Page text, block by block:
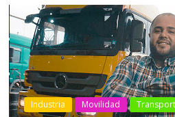
Industria Movilidad